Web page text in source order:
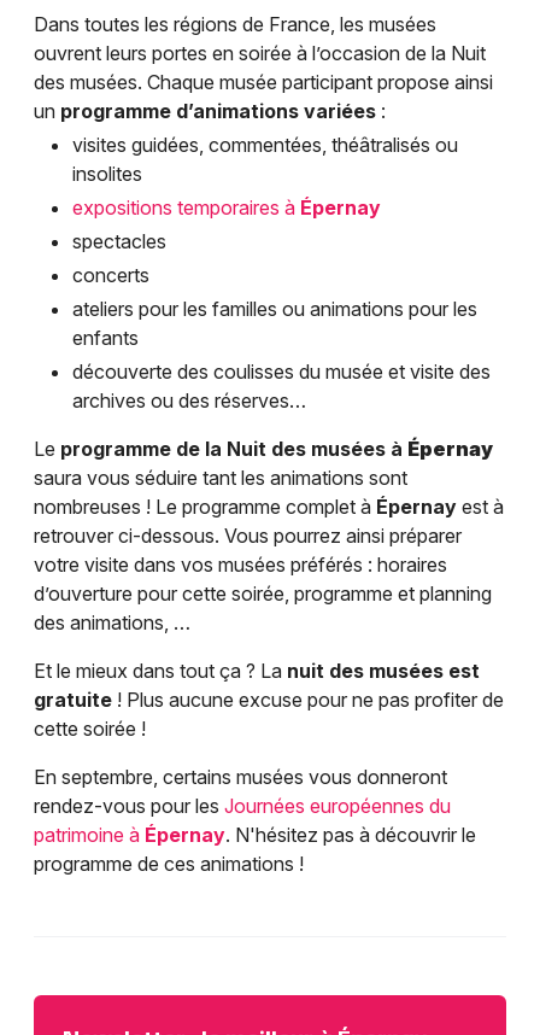
Dans toutes les régions de France, les musées
ouvrent leurs portes en soirée à l’occasion de la Nuit
des musées. Chaque musée participant propose ainsi
un programme d’animations variées :
visites guidées, commentées, théâtralisés ou
insolites
expositions temporaires à Épernay
spectacles
concerts
ateliers pour les familles ou animations pour les
enfants
découverte des coulisses du musée et visite des
archives ou des réserves…
Le programme de la Nuit des musées à Épernay
saura vous séduire tant les animations sont
nombreuses ! Le programme complet à Épernay est à
retrouver ci-dessous. Vous pourrez ainsi préparer
votre visite dans vos musées préférés : horaires
d’ouverture pour cette soirée, programme et planning
des animations, …
Et le mieux dans tout ça ? La nuit des musées est
gratuite ! Plus aucune excuse pour ne pas profiter de
cette soirée !
En septembre, certains musées vous donneront
rendez-vous pour les Journées européennes du
patrimoine à Épernay. N'hésitez pas à découvrir le
programme de ces animations !